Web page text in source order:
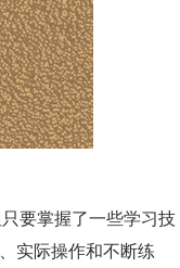
要掌握了一些学习技
实际操作和不断练